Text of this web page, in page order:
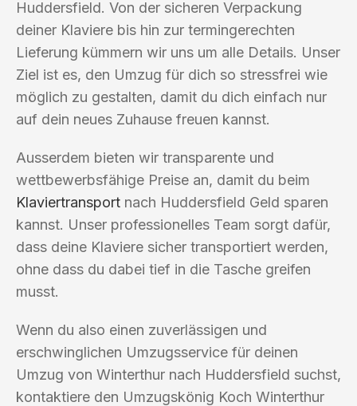
Huddersfield. Von der sicheren Verpackung
deiner Klaviere bis hin zur termingerechten
Lieferung kümmern wir uns um alle Details. Unser
Ziel ist es, den Umzug für dich so stressfrei wie
möglich zu gestalten, damit du dich einfach nur
auf dein neues Zuhause freuen kannst.
Ausserdem bieten wir transparente und
wettbewerbsfähige Preise an, damit du beim
Klaviertransport nach Huddersfield Geld sparen
kannst. Unser professionelles Team sorgt dafür,
dass deine Klaviere sicher transportiert werden,
ohne dass du dabei tief in die Tasche greifen
musst.
Wenn du also einen zuverlässigen und
erschwinglichen Umzugsservice für deinen
Umzug von Winterthur nach Huddersfield suchst,
kontaktiere den Umzugskönig Koch Winterthur